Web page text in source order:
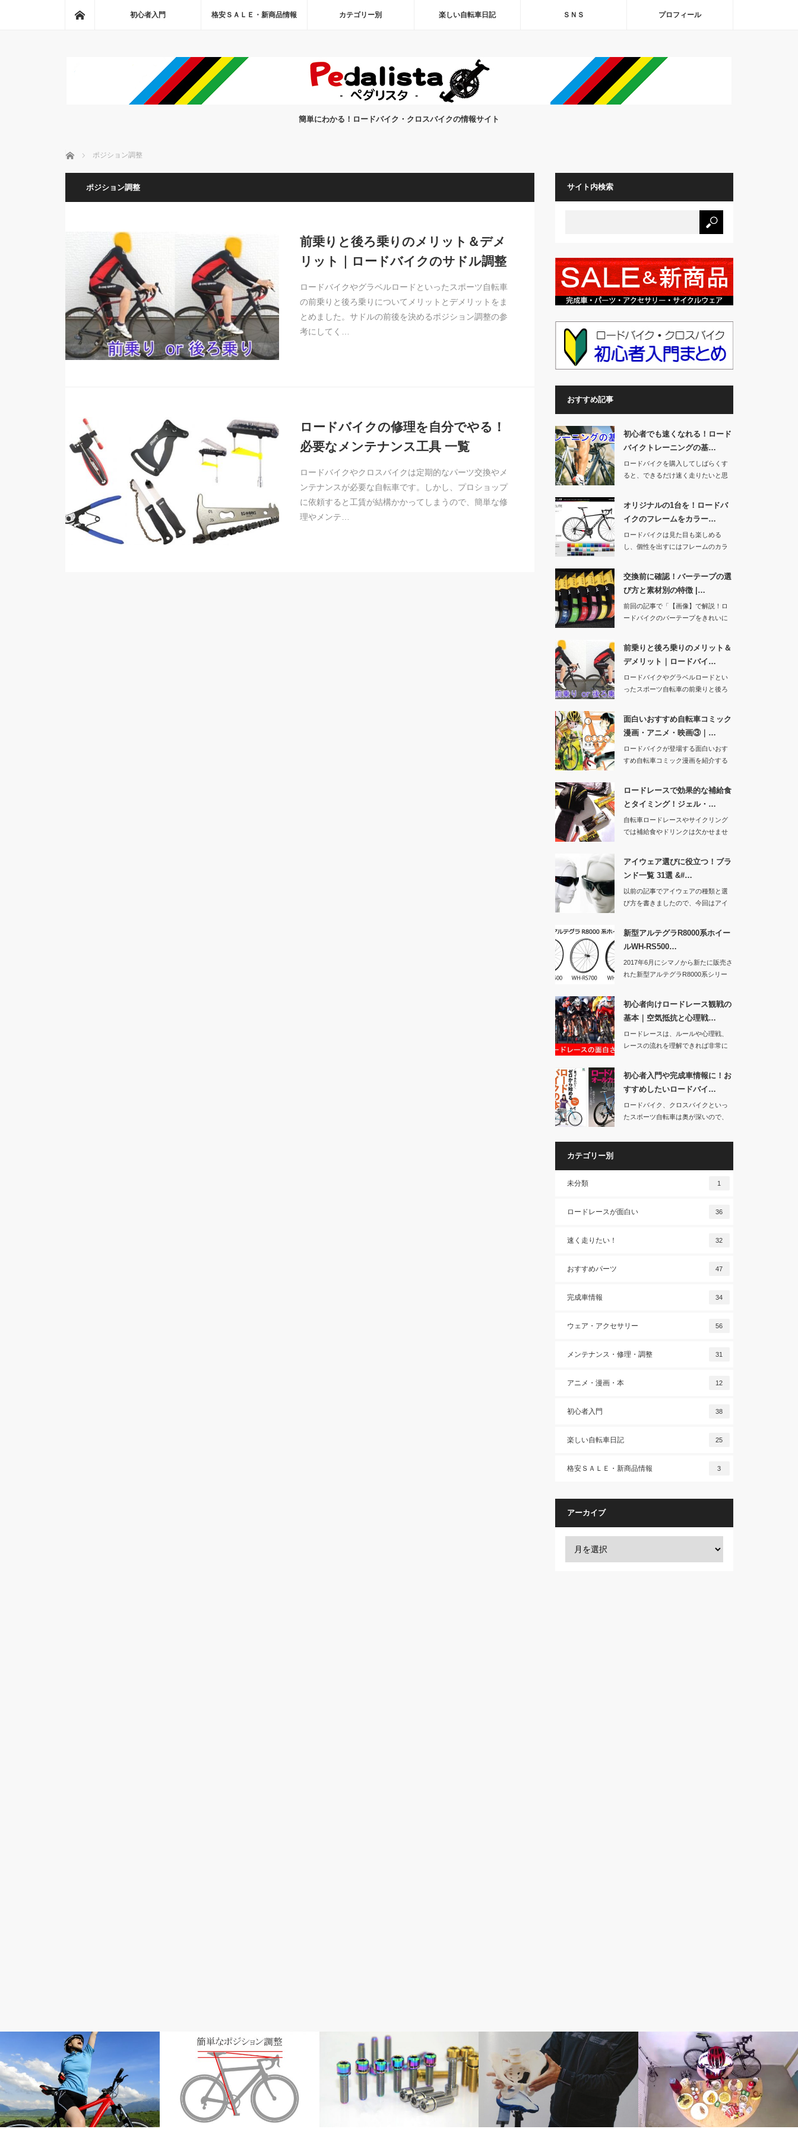
初心者入門 格安ＳＡＬＥ・新商品情報 カテゴリー別 楽しい自転車日記 ＳＮＳ プロフィール
簡単にわかる！ロードバイク・クロスバイクの情報サイト
ホーム ポジション調整
ポジション調整
前乗りと後ろ乗りのメリット＆デメ
リット｜ロードバイクのサドル調整
ロードバイクやグラベルロードといったスポーツ自転車
の前乗りと後ろ乗りについてメリットとデメリットをま
とめました。サドルの前後を決めるポジション調整の参
考にしてく…
ロードバイクの修理を自分でやる！
必要なメンテナンス工具 一覧
ロードバイクやクロスバイクは定期的なパーツ交換やメ
ンテナンスが必要な自転車です。しかし、プロショップ
に依頼すると工賃が結構かかってしまうので、簡単な修
理やメンテ…
サイト内検索
おすすめ記事
初心者でも速くなれる！ロード
バイクトレーニングの基…
ロードバイクを購入してしばらくす
ると、できるだけ速く走りたいと思
オリジナルの1台を！ロードバ
イクのフレームをカラー…
ロードバイクは見た目も楽しめる
し、個性を出すにはフレームのカラ
交換前に確認！バーテープの選
び方と素材別の特徴 |…
前回の記事で「【画像】で解説！ロ
ードバイクのバーテープをきれいに
前乗りと後ろ乗りのメリット＆
デメリット｜ロードバイ…
ロードバイクやグラベルロードとい
ったスポーツ自転車の前乗りと後ろ
面白いおすすめ自転車コミック
漫画・アニメ・映画③｜…
ロードバイクが登場する面白いおす
すめ自転車コミック漫画を紹介する
ロードレースで効果的な補給食
とタイミング！ジェル・…
自転車ロードレースやサイクリング
では補給食やドリンクは欠かせませ
アイウェア選びに役立つ！ブラ
ンド一覧 31選 &#…
以前の記事でアイウェアの種類と選
び方を書きましたので、今回はアイ
新型アルテグラR8000系ホイー
ルWH-RS500…
2017年6月にシマノから新たに販売さ
れた新型アルテグラR8000系シリー
初心者向けロードレース観戦の
基本｜空気抵抗と心理戦…
ロードレースは、ルールや心理戦、
レースの流れを理解できれば非常に
初心者入門や完成車情報に！お
すすめしたいロードバイ…
ロードバイク、クロスバイクといっ
たスポーツ自転車は奥が深いので、
カテゴリー別
未分類 1
ロードレースが面白い 36
速く走りたい！ 32
おすすめパーツ 47
完成車情報 34
ウェア・アクセサリー 56
メンテナンス・修理・調整 31
アニメ・漫画・本 12
初心者入門 38
楽しい自転車日記 25
格安ＳＡＬＥ・新商品情報 3
アーカイブ